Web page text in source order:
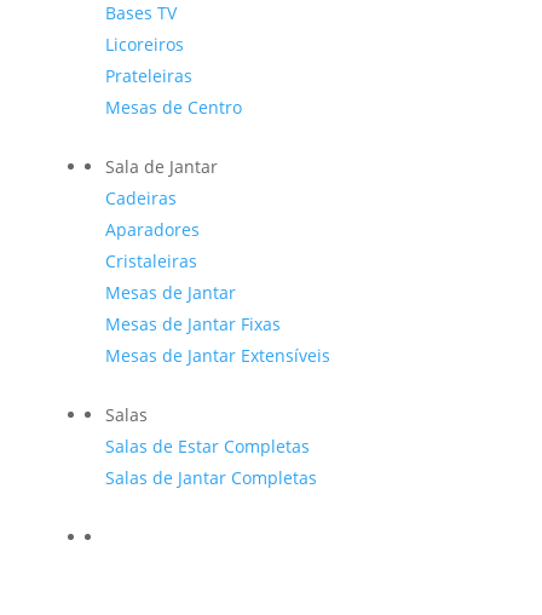
Bases TV
Licoreiros
Prateleiras
Mesas de Centro
Sala de Jantar
Cadeiras
Aparadores
Cristaleiras
Mesas de Jantar
Mesas de Jantar Fixas
Mesas de Jantar Extensíveis
Salas
Salas de Estar Completas
Salas de Jantar Completas